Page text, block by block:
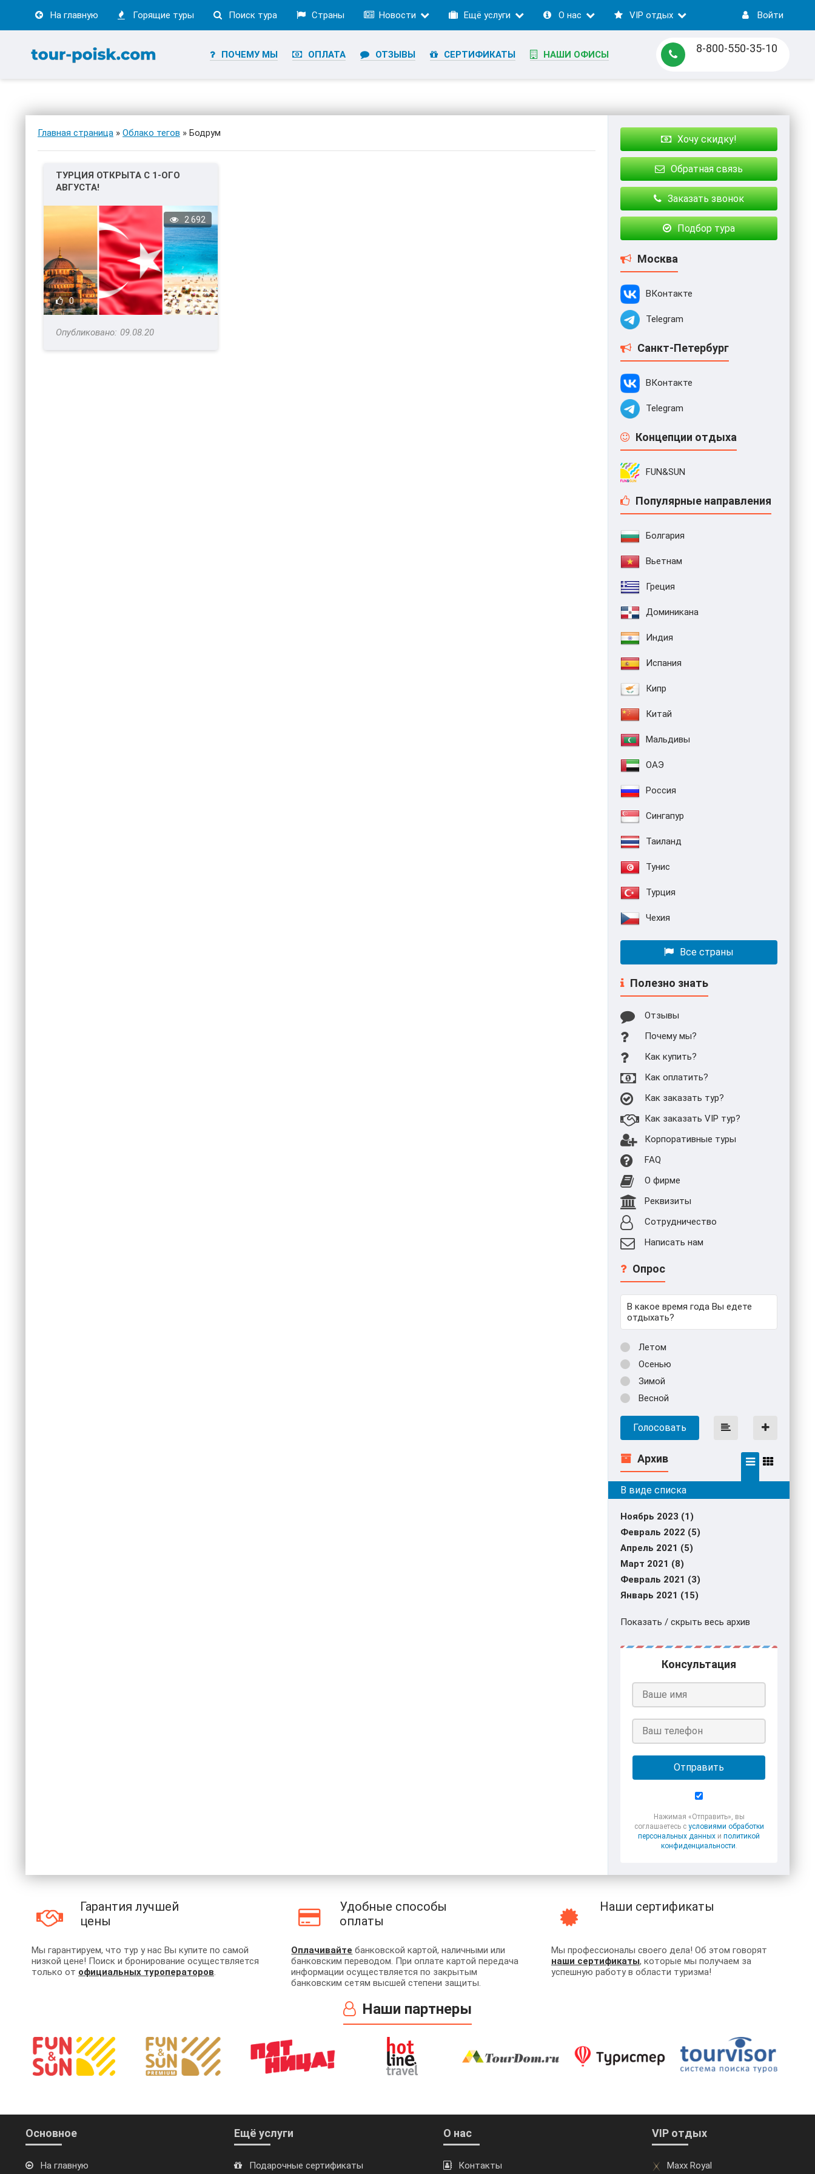
На главную Горящие туры Поиск тура Страны Новости Ещё услуги О нас VIP отдых Войти
ПОЧЕМУ МЫ ОПЛАТА ОТЗЫВЫ СЕРТИФИКАТЫ НАШИ ОФИСЫ 8-800-550-35-10
Главная страница » Облако тегов » Бодрум
ТУРЦИЯ ОТКРЫТА С 1-ОГО
АВГУСТА!
0
2 692
09.08.20
Хочу скидку!
Обратная связь
Заказать звонок
Подбор тура
Москва
ВКонтакте
Telegram
Санкт-Петербург
ВКонтакте
Telegram
Концепции отдыха
FUN&SUN
Популярные направления
Болгария
Вьетнам
Греция
Доминикана
Индия
Испания
Кипр
Китай
Мальдивы
ОАЭ
Россия
Сингапур
Таиланд
Тунис
Турция
Чехия
Все страны
Полезно знать
Отзывы
Почему мы?
Как купить?
Как оплатить?
Как заказать тур?
Как заказать VIP тур?
Корпоративные туры
FAQ
О фирме
Реквизиты
Сотрудничество
Написать нам
Опрос
В какое время года Вы едете
отдыхать?
Летом
Осенью
Зимой
Весной
Голосовать
Архив
Ноябрь 2023 (1)
Февраль 2022 (5)
Апрель 2021 (5)
Март 2021 (8)
Февраль 2021 (3)
Январь 2021 (15)
Показать / скрыть весь архив
Консультация
Отправить
Нажимая «Отправить», вы
соглашаетесь с условиями обработки
персональных данных и политикой
конфиденциальности.
Гарантия лучшей
цены
Мы гарантируем, что тур у нас Вы купите по самой
низкой цене! Поиск и бронирование осуществляется
только от официальных туроператоров.
Удобные способы
оплаты
Оплачивайте банковской картой, наличными или
банковским переводом. При оплате картой передача
информации осуществляется по закрытым
банковским сетям высшей степени защиты.
Наши сертификаты
Мы профессионалы своего дела! Об этом говорят
наши сертификаты, которые мы получаем за
успешную работу в области туризма!
Наши партнеры
Основное
На главную
Ещё услуги
Подарочные сертификаты
О нас
Контакты
VIP отдых
Maxx Royal